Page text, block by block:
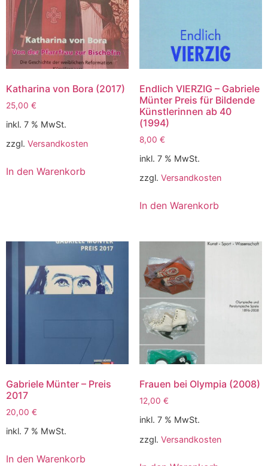
Katharina von Bora (2017)
25,00 €
inkl. 7 % MwSt.
zzgl. Versandkosten
In den Warenkorb
Endlich VIERZIG – Gabriele
Münter Preis für Bildende
Künstlerinnen ab 40
(1994)
8,00 €
inkl. 7 % MwSt.
zzgl. Versandkosten
In den Warenkorb
Gabriele Münter – Preis
2017
20,00 €
inkl. 7 % MwSt.
In den Warenkorb
Frauen bei Olympia (2008)
12,00 €
inkl. 7 % MwSt.
zzgl. Versandkosten